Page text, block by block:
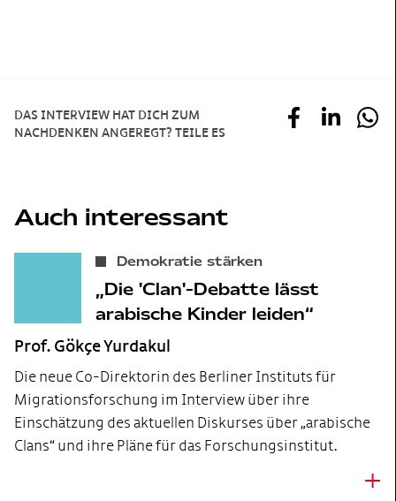
DAS INTERVIEW HAT DICH ZUM
NACHDENKEN ANGEREGT? TEILE ES
Auch interessant
Demokratie stärken
Die 'Clan'-Debatte lässt
arabische Kinder leiden
Prof. Gökçe Yurdakul
Die neue Co-Direktorin des Berliner Instituts für
Migrationsforschung im Interview über ihre
Einschätzung des aktuellen Diskurses über „arabische
Clans“ und ihre Pläne für das Forschungsinstitut.
+